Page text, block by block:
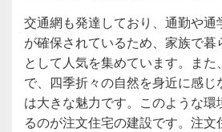
交通網も発達しており、通勤や通
が確保されているため、家族で
として人気を集めています。また
で、四季折々の自然を身近に感じ
は大きな魅力です。このような環
るのが注文住宅の建設です。注文